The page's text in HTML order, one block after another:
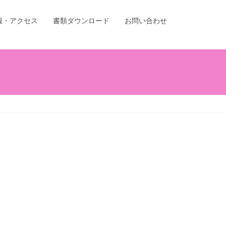
・アクセス 書類ダウンロード お問い合わせ